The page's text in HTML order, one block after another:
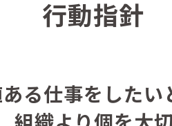
行動指針
る仕事をした